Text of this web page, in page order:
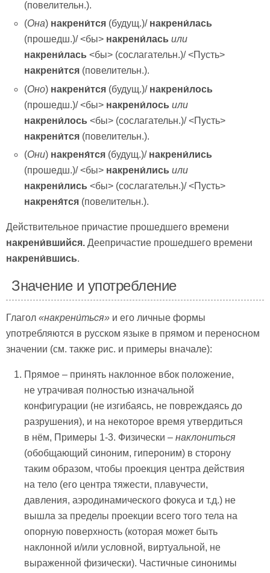
(повелительн.).
(Она) накрени́тся (будущ.)/накрени́лась
(прошедш.)/ <бы> накрени́лась или
накрени́лась <бы> (сослагательн.)/ <Пусть>
накрени́тся (повелительн.).
(Оно) накрени́тся (будущ.)/накрени́лось
(прошедш.)/ <бы> накрени́лось или
накрени́лось <бы> (сослагательн.)/ <Пусть>
накрени́тся (повелительн.).
(Они) накреня́тся (будущ.)/накрени́лись
(прошедш.)/ <бы> накрени́лись или
накрени́лись <бы> (сослагательн.)/ <Пусть>
накреня́тся (повелительн.).
Действительное причастие прошедшего времени
накрени́вшийся. Деепричастие прошедшего времени
накрени́вшись.
Значение и употребление
Глагол «накрени́ться» и его личные формы
употребляются в русском языке в прямом и переносном
значении (см. также рис. и примеры вначале):
Прямое – принять наклонное вбок положение,
не утрачивая полностью изначальной
конфигурации (не изгибаясь, не повреждаясь до
разрушения), и на некоторое время утвердиться
в нём, Примеры 1-3. Физически –наклониться
(обобщающий синоним, гипероним) в сторону
таким образом, чтобы проекция центра действия
на тело (его центра тяжести, плавучести,
давления, аэродинамического фокуса и т.д.) не
вышла за пределы проекции всего того тела на
опорную поверхность (которая может быть
наклонной и/или условной, виртуальной, не
выраженной физически). Частичные синонимы